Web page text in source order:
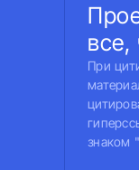
все,
При
знаком